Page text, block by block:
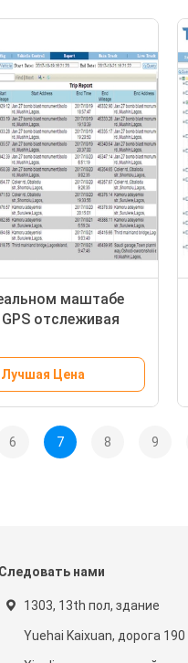
маштабе
отслеживая
Лучшая Цена
6 7 8 9
Следовать нами
1303, 13th пол, здание
Yuehai Kaixuan, дорога 190